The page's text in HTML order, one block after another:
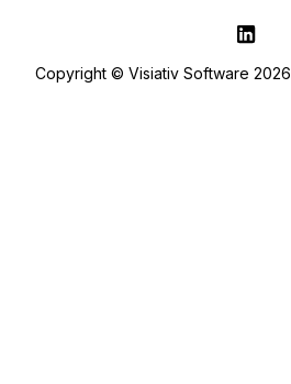
Copyright © Visiativ Software 2026